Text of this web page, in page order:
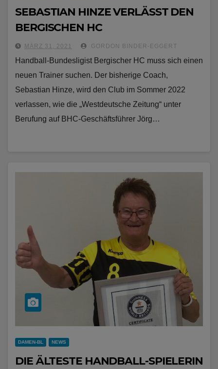
SEBASTIAN HINZE VERLÄSST DEN
BERGISCHEN HC
MÄRZ 31, 2021 GORDON BINDER-EGGERT
Handball-Bundesligist Bergischer HC muss sich einen
neuen Trainer suchen. Der bisherige Coach,
Sebastian Hinze, wird den Club im Sommer 2022
verlassen, wie die „Westdeutsche Zeitung“ unter
Berufung auf BHC-Geschäftsführer Jörg…
DAMEN-BL NEWS
DIE ÄLTESTE HANDBALL-SPIELERIN